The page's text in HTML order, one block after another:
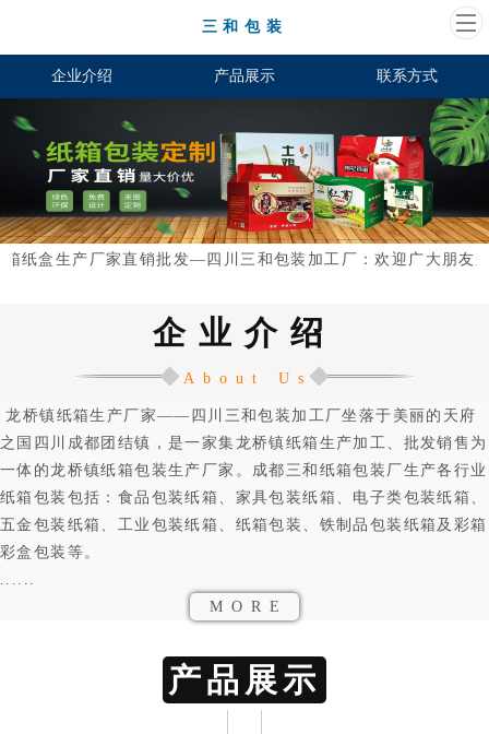
三和包装
企业介绍 产品展示 联系方式
纸盒生产厂家直销批发—四川三和包装加工厂：欢迎广大朋友
企业介绍
About Us
龙桥镇纸箱生产厂家——四川三和包装加工厂坐落于美丽的天府
之国四川成都团结镇，是一家集龙桥镇纸箱生产加工、批发销售为
一体的龙桥镇纸箱包装生产厂家。成都三和纸箱包装厂生产各行业
纸箱包装包括：食品包装纸箱、家具包装纸箱、电子类包装纸箱、
五金包装纸箱、工业包装纸箱、纸箱包装、铁制品包装纸箱及彩箱
彩盒包装等。
......
MORE
产品展示